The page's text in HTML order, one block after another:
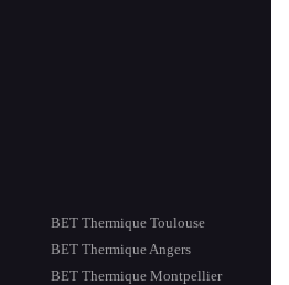
BET Thermique Toulouse
BET Thermique Angers
BET Thermique Montpellier